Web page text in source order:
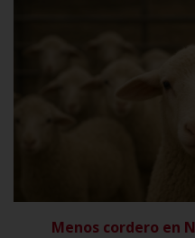
Menos cordero en